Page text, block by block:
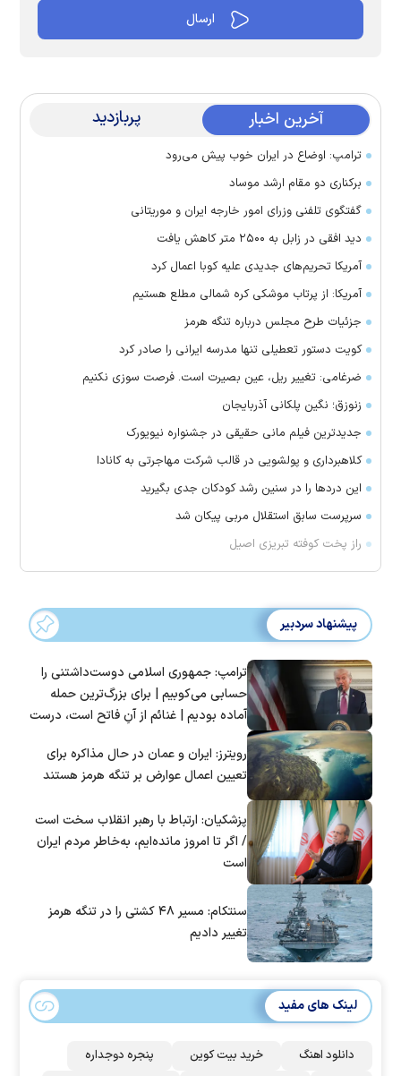
آخرین اخبار پربازدید
ترامپ: اوضاع در ایران خوب پیش می‌رود
برکناری دو مقام ارشد موساد
گفتگوی تلفنی وزرای امور خارجه ایران و موریتانی
دید افقی در زابل به ۲۵۰۰ متر کاهش یافت
آمریکا تحریم‌های جدیدی علیه کوبا اعمال کرد
آمریکا: از پرتاب موشکی کره شمالی مطلع هستیم
جزئیات طرح مجلس درباره تنگه هرمز
کویت دستور تعطیلی تنها مدرسه ایرانی را صادر کرد
ضرغامی: تغییر ریل، عین بصیرت است. فرصت سوزی نکنیم
زنوزق؛ نگین پلکانی آذربایجان
جدیدترین فیلم مانی حقیقی در جشنواره نیویورک
کلاهبرداری و پولشویی در قالب شرکت مهاجرتی به کانادا
این درد‌ها را در سنین رشد کودکان جدی بگیرید
سرپرست سابق استقلال مربی پیکان شد
راز پخت کوفته تبریزی اصیل
پیشنهاد سردبیر
ترامپ: جمهوری اسلامی دوست‌داشتنی را
حسابی می‌کوبیم | برای بزرگ‌ترین حمله
آماده بودیم | غنائم از آنِ فاتح است، درست
رویترز: ایران و عمان در حال مذاکره برای
تعیین اعمال عوارض بر تنگه هرمز هستند
پزشکیان: ارتباط با رهبر انقلاب سخت است
/ اگر تا امروز مانده‌ایم، به‌خاطر مردم ایران
است
سنتکام: مسیر ۴۸ کشتی را در تنگه هرمز
تغییر دادیم
لینک های مفید
دانلود اهنگ خرید بیت کوین پنجره دوجداره